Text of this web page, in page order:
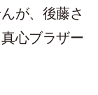
が、後藤さ
心ブラザー